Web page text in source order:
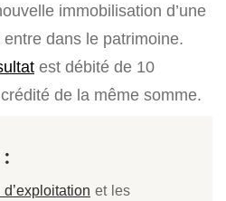
immobilisation d’une
dans le patrimoine.
est débité de 10
de la même somme.
et les